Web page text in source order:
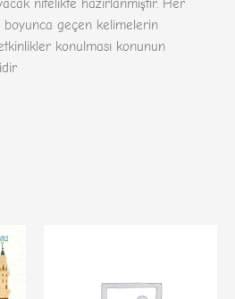
nitelikte hazırlanmıştır. Her
geçen kelimelerin
konulması konunun